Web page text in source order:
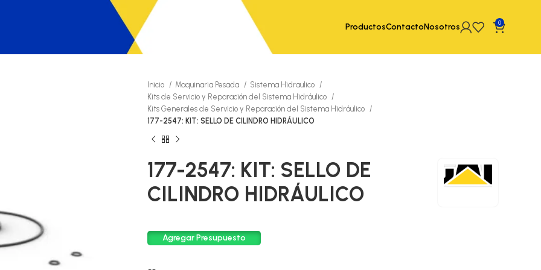
ProductosContactoNosotros 0
Inicio Maquinaria Pesada
Sistema Hidraulico
Kits de Servicio y Reparación del Sistema Hidráulico
Kits Generales de Servicio y Reparación del Sistema Hidráulico
177-2547: KIT: SELLO DE CILINDRO HIDRÁULICO
177-2547: KIT: SELLO DE
CILINDRO HIDRÁULICO
Agregar Presupuesto